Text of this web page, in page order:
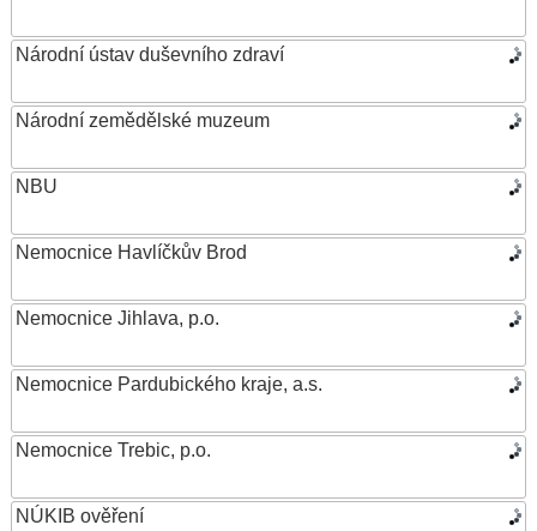
Národní ústav duševního zdraví
Národní zemědělské muzeum
NBU
Nemocnice Havlíčkův Brod
Nemocnice Jihlava, p.o.
Nemocnice Pardubického kraje, a.s.
Nemocnice Trebic, p.o.
NÚKIB ověření